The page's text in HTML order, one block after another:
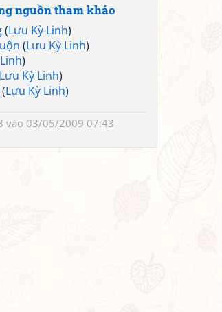
nguồn tham khảo
(Lưu Kỳ Linh)
(Lưu Kỳ Linh)
)
Lưu Kỳ Linh)
(Lưu Kỳ Linh)
vào 03/05/2009 07:43